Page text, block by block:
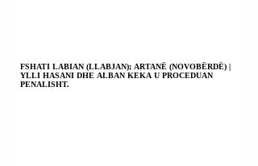
FSHATI LABIAN (LLABJAN); ARTANË (NOVOBËRDË) |
YLLI HASANI DHE ALBAN KEKA U PROCEDUAN
PENALISHT.